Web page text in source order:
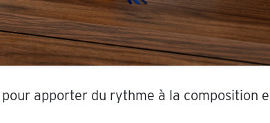
apporter du rythme à la composition